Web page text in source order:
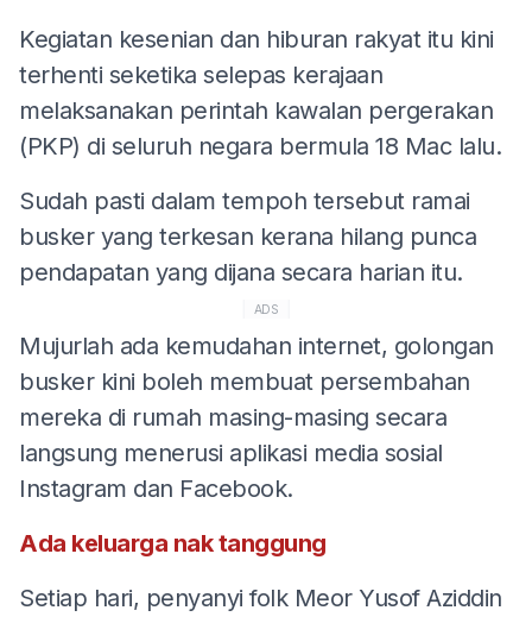
Kegiatan kesenian dan hiburan rakyat itu kini
terhenti seketika selepas kerajaan
melaksanakan perintah kawalan pergerakan
(PKP) di seluruh negara bermula 18 Mac lalu.
Sudah pasti dalam tempoh tersebut ramai
busker yang terkesan kerana hilang punca
pendapatan yang dijana secara harian itu.
ADS
Mujurlah ada kemudahan internet, golongan
busker kini boleh membuat persembahan
mereka di rumah masing-masing secara
langsung menerusi aplikasi media sosial
Instagram dan Facebook.
Ada keluarga nak tanggung
Setiap hari, penyanyi folk Meor Yusof Aziddin